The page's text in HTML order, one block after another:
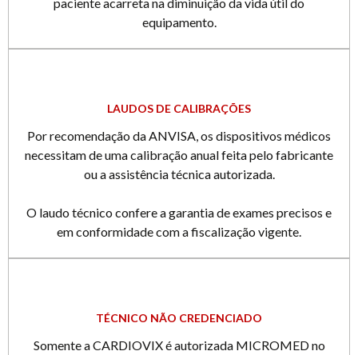
equipamento.
LAUDOS DE CALIBRAÇÕES
Por recomendação da ANVISA, os dispositivos médicos
necessitam de uma calibração anual feita pelo fabricante
ou a assistência técnica autorizada.
O laudo técnico confere a garantia de exames precisos e
em conformidade com a fiscalização vigente.
TÉCNICO NÃO CREDENCIADO
Somente a CARDIOVIX é autorizada MICROMED no